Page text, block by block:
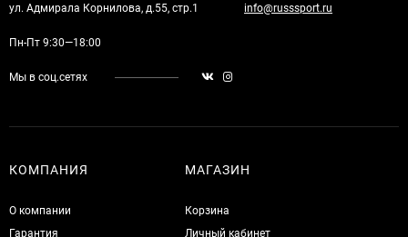
ул. Адмирала Корнилова, д.55, стр.1 info@russsport.ru
Пн-Пт 9:30—18:00
Мы в соц.сетях
КОМПАНИЯ
О компании
Гарантия
МАГАЗИН
Корзина
Личный кабинет